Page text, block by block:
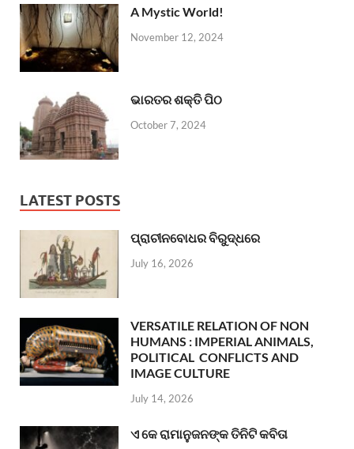
A Mystic World!
November 12, 2024
ଭାରତର ଶକ୍ତି ପିଠ
October 7, 2024
LATEST POSTS
ପ୍ରାଚୀନବୋଧର ବିରୁଦ୍ଧରେ
July 16, 2026
VERSATILE RELATION OF NON
HUMANS : IMPERIAL ANIMALS,
POLITICAL CONFLICTS AND
IMAGE CULTURE
July 14, 2026
ଏ କେ ରାମାନୁଜନଙ୍କ ତିନିଟି କବିତା